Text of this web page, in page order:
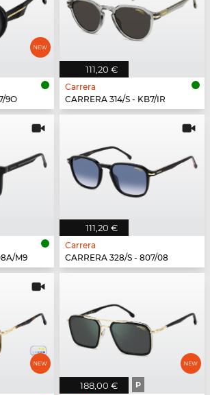
9O
111,20 €
Carrera
CARRERA 314/S - KB7/IR
M9
111,20 €
Carrera
CARRERA 328/S - 807/08
188,00 € P